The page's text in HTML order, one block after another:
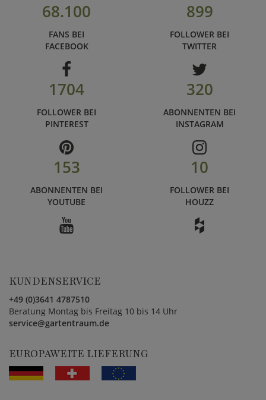
68.100
FANS BEI
FACEBOOK
899
FOLLOWER BEI
TWITTER
1704
FOLLOWER BEI
PINTEREST
320
ABONNENTEN BEI
INSTAGRAM
153
ABONNENTEN BEI
YOUTUBE
10
FOLLOWER BEI
HOUZZ
KUNDENSERVICE
+49 (0)3641 4787510
Beratung Montag bis Freitag 10 bis 14 Uhr
service@gartentraum.de
EUROPAWEITE LIEFERUNG